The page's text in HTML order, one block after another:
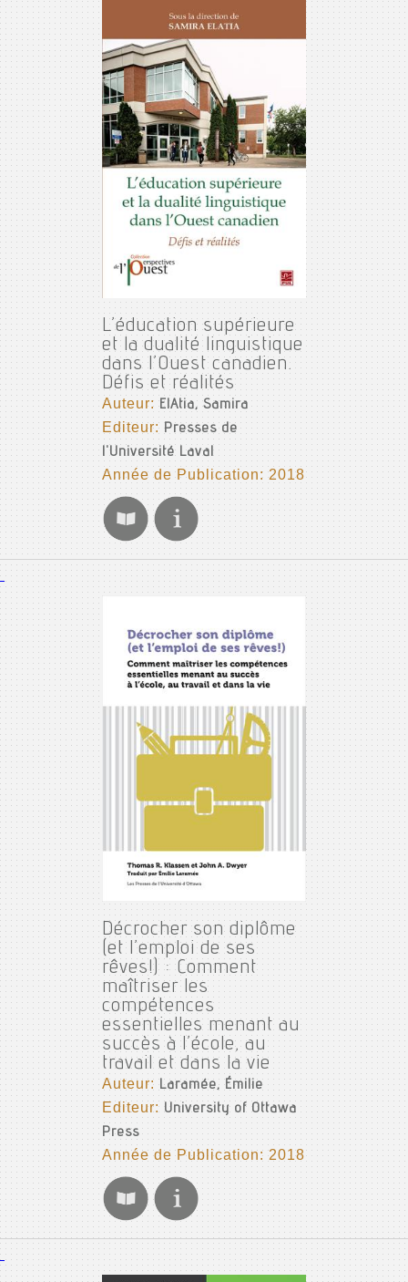
L’éducation supérieure
et la dualité linguistique
dans l’Ouest canadien.
Défis et réalités
Auteur:ElAtia, Samira
Editeur: Presses de
l'Université Laval
Année de Publication: 2018
Décrocher son diplôme
(et l’emploi de ses
rêves!) : Comment
maîtriser les
compétences
essentielles menant au
succès à l’école, au
travail et dans la vie
Auteur:Laramée, Émilie
Editeur: University of Ottawa
Press
Année de Publication: 2018